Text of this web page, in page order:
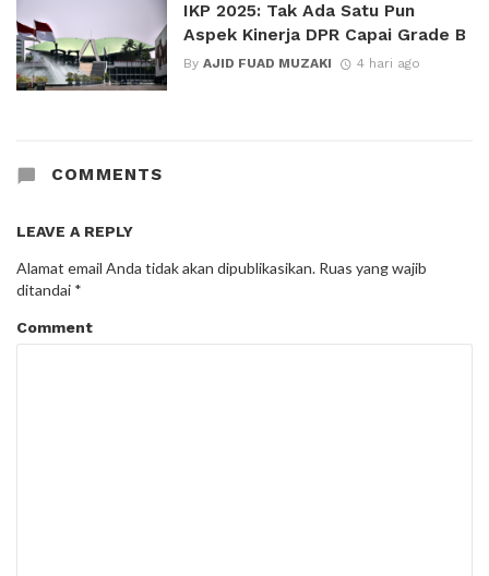
IKP 2025: Tak Ada Satu Pun
Aspek Kinerja DPR Capai Grade B
By AJID FUAD MUZAKI 4 hari ago
COMMENTS
LEAVE A REPLY
Alamat email Anda tidak akan dipublikasikan. Ruas yang wajib
ditandai *
Comment